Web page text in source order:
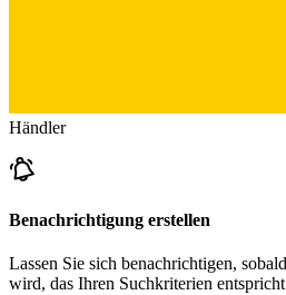
Händler
Benachrichtigung erstellen
Lassen Sie sich benachrichtigen,
wird, das Ihren Suchkriterien